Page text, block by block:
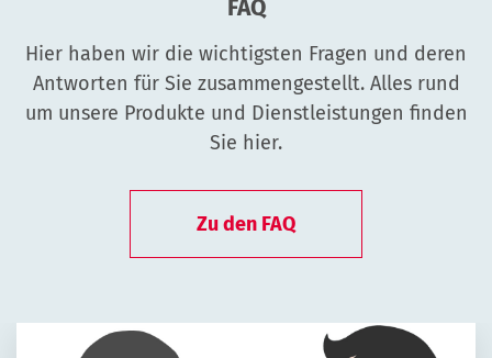
FAQ
Hier haben wir die wichtigsten Fragen und deren
Antworten für Sie zusammengestellt. Alles rund
um unsere Produkte und Dienstleistungen finden
Sie hier.
Zu den FAQ